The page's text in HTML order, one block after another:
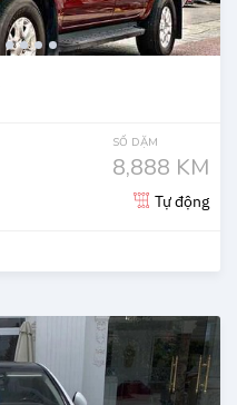
SỐ DẶM
8,888 KM
Tự động